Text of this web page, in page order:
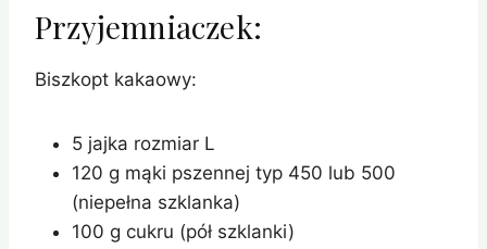
Przyjemniaczek:
Biszkopt kakaowy:
5 jajka rozmiar L
120 g mąki pszennej typ 450 lub 500
(niepełna szklanka)
100 g cukru (pół szklanki)